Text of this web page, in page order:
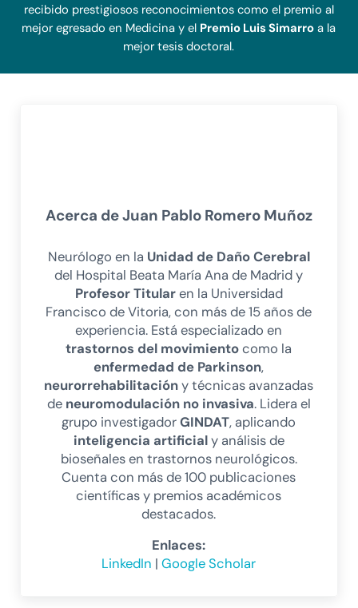
recibido prestigiosos reconocimientos como el premio al
mejor egresado en Medicina y el Premio Luis Simarro a la
mejor tesis doctoral.
Acerca deJuan Pablo Romero Muñoz
Neurólogo en la Unidad de Daño Cerebral
del Hospital Beata María Ana de Madrid y
Profesor Titularen la Universidad
Francisco de Vitoria, con más de 15 años de
experiencia. Está especializado en
trastornos del movimientocomo la
enfermedad de Parkinson,
neurorrehabilitacióny técnicas avanzadas
de neuromodulación no invasiva. Lidera el
grupo investigadorGINDAT, aplicando
inteligencia artificialy análisis de
bioseñales en trastornos neurológicos.
Cuenta con más de 100 publicaciones
científicas y premios académicos
destacados.
Enlaces:
LinkedIn |Google Scholar